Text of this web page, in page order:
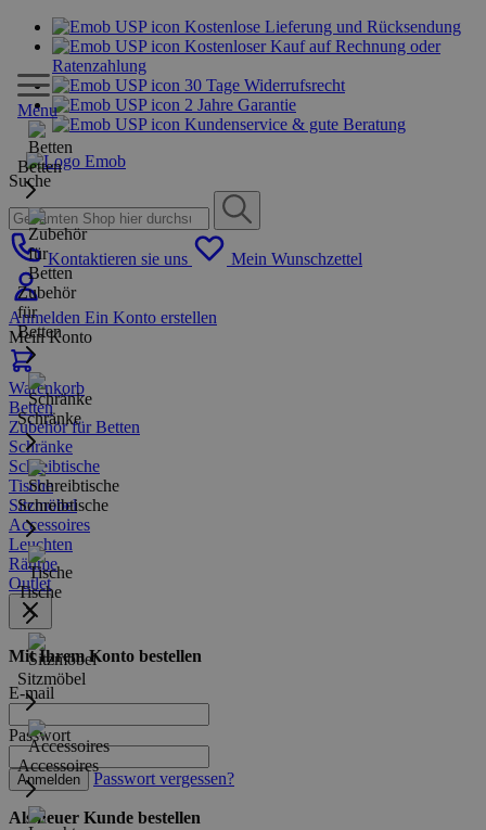
Kostenlose Lieferung und Rücksendung
Kostenloser Kauf auf Rechnung oder
Ratenzahlung
30 Tage Widerrufsrecht
2 Jahre Garantie
Kundenservice & gute Beratung
Suche
Kontaktieren sie uns Mein Wunschzettel
Anmelden Ein Konto erstellen
Mein Konto
Warenkorb
Menu
Betten
Zubehör
für
Betten
Schränke
Schreibtische
Tische
Sitzmöbel
Accessoires
Betten
Zubehör für Betten
Schränke
Schreibtische
Tische
Sitzmöbel
Accessoires
Leuchten
Räume
Outlet
Mit Ihrem Konto bestellen
E-mail
Passwort
Anmelden Passwort vergessen?
Als neuer Kunde bestellen